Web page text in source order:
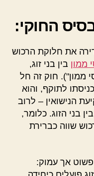
החוקי:
את חלוקת הרכוש
ממון בין בני זוג,
יחסי ממון"). חוק זה חל
לתוקף, והוא
הנישואין – לרוב
בני הזוג. כלומר,
שווה כברירת
פשוט אך עמוק: